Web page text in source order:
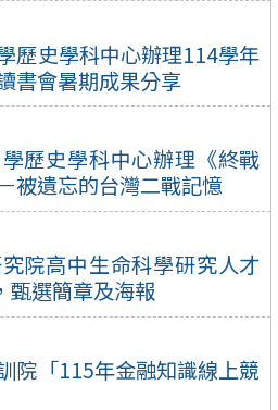
歷史學科中心辦理114學年
書會暑期成果分享
歷史學科中心辦理《終戰
被遺忘的台灣二戰記憶
院高中生命科學研究人才
甄選簡章及海報
院「115年金融知識線上競